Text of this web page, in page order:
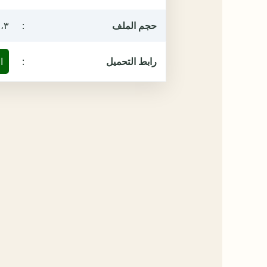
حجم الملف : ٧،٣
رابط التحميل :